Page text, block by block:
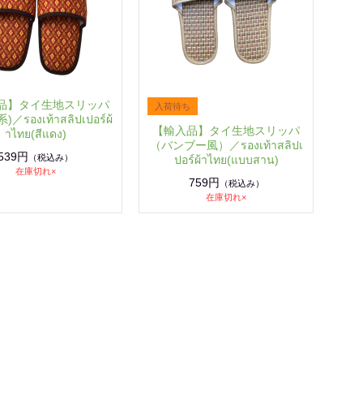
】タイ生地スリッパ
)／รองเท้าสลิปเปอร์ผ้
าไทย(สีแดง)
円
（税込み）
在庫切れ×
【輸入品】タイ生地スリッパ
（バンブー風）／รองเท้าสลิปเ
ปอร์ผ้าไทย(แบบสาน)
759円
（税込み）
在庫切れ×